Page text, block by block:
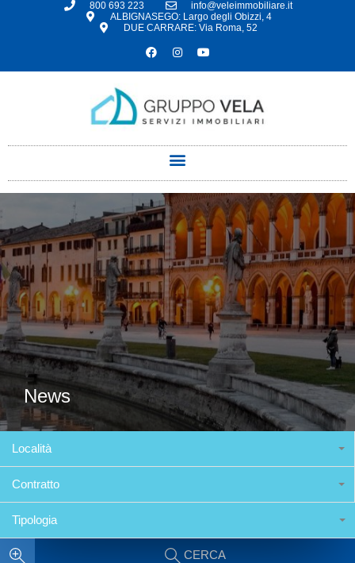
800 693 223
info@veleimmobiliare.it
ALBIGNASEGO: Largo degli Obizzi, 4
DUE CARRARE: Via Roma, 52
News
Località
Contratto
Tipologia
CERCA